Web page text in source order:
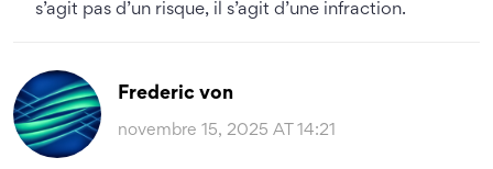
s’agit pas d’un risque, il s’agit d’une infraction.
Frederic von
novembre 15, 2025 AT 14:21